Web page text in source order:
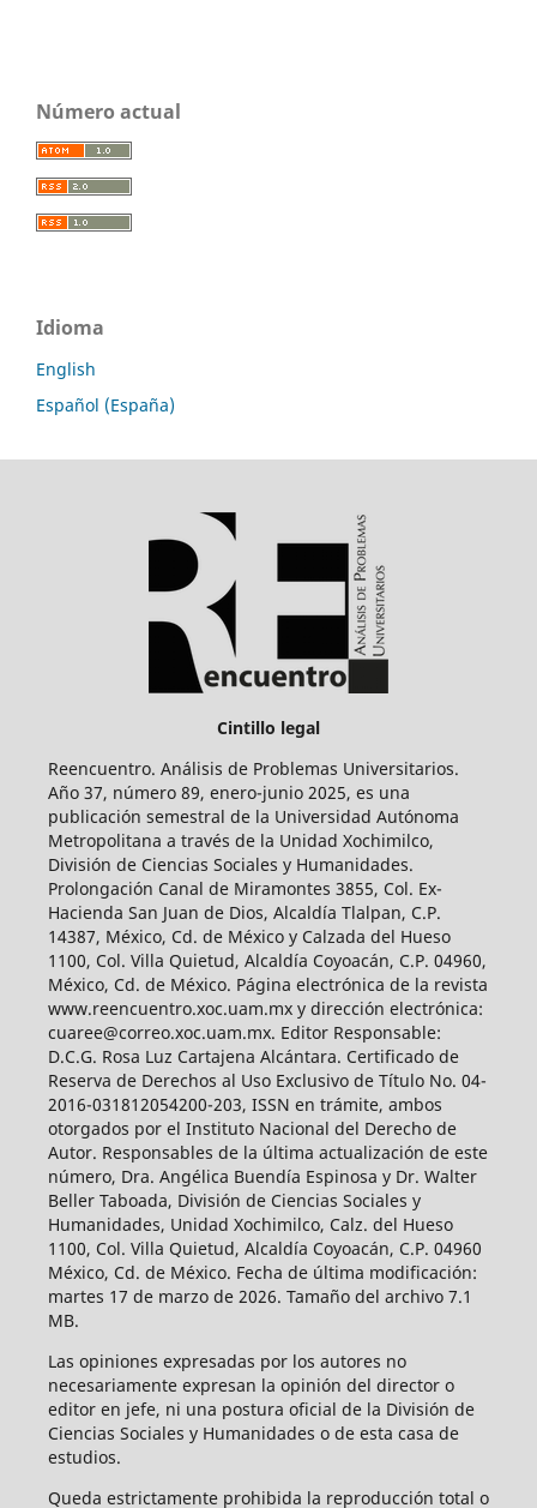
Número actual
Idioma
English
Español (España)
Cintillo legal
Reencuentro. Análisis de Problemas Universitarios.
Año 37, número 89, enero-junio 2025, es una
publicación semestral de la Universidad Autónoma
Metropolitana a través de la Unidad Xochimilco,
División de Ciencias Sociales y Humanidades.
Prolongación Canal de Miramontes 3855, Col. Ex-
Hacienda San Juan de Dios, Alcaldía Tlalpan, C.P.
14387, México, Cd. de México y Calzada del Hueso
1100, Col. Villa Quietud, Alcaldía Coyoacán, C.P. 04960,
México, Cd. de México. Página electrónica de la revista
www.reencuentro.xoc.uam.mx y dirección electrónica:
cuaree@correo.xoc.uam.mx. Editor Responsable:
D.C.G. Rosa Luz Cartajena Alcántara. Certificado de
Reserva de Derechos al Uso Exclusivo de Título No. 04-
2016-031812054200-203, ISSN en trámite, ambos
otorgados por el Instituto Nacional del Derecho de
Autor. Responsables de la última actualización de este
número, Dra. Angélica Buendía Espinosa y Dr. Walter
Beller Taboada, División de Ciencias Sociales y
Humanidades, Unidad Xochimilco, Calz. del Hueso
1100, Col. Villa Quietud, Alcaldía Coyoacán, C.P. 04960
México, Cd. de México. Fecha de última modificación:
martes 17 de marzo de 2026. Tamaño del archivo 7.1
MB.
Las opiniones expresadas por los autores no
necesariamente expresan la opinión del director o
editor en jefe, ni una postura oficial de la División de
Ciencias Sociales y Humanidades o de esta casa de
estudios.
Queda estrictamente prohibida la reproducción total o